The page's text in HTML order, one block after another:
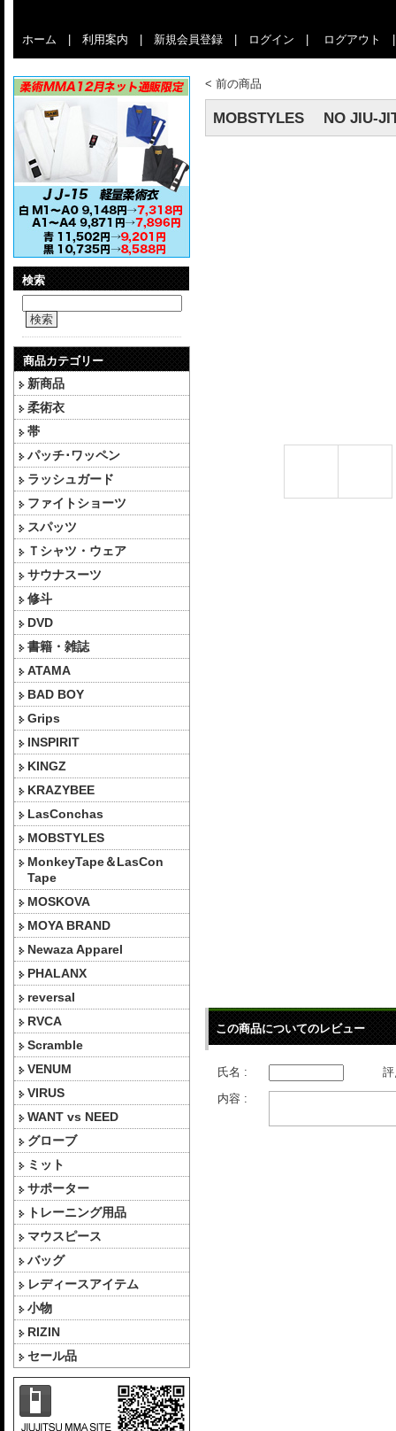
ホーム 利用案内 新規会員登録 ログイン ログアウト
検索
検索
商品カテゴリー
新商品
柔術衣
帯
パッチ･ワッペン
ラッシュガード
ファイトショーツ
スパッツ
Ｔシャツ・ウェア
サウナスーツ
修斗
DVD
書籍・雑誌
ATAMA
BAD BOY
Grips
INSPIRIT
KINGZ
KRAZYBEE
LasConchas
MOBSTYLES
MonkeyTape＆LasCon
Tape
MOSKOVA
MOYA BRAND
Newaza Apparel
PHALANX
reversal
RVCA
Scramble
VENUM
VIRUS
WANT vs NEED
グローブ
ミット
サポーター
トレーニング用品
マウスピース
バッグ
レディースアイテム
小物
RIZIN
セール品
< 前の商品
MOBSTYLES NO JIU-
この商品についてのレビュー
氏名 :
内容 :